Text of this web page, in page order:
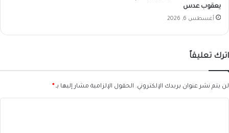
يعقوب عدس
أغسطس 6, 2026
اترك تعليقاً
لن يتم نشر عنوان بريدك الإلكتروني. الحقول الإلزامية مشار إليها بـ*